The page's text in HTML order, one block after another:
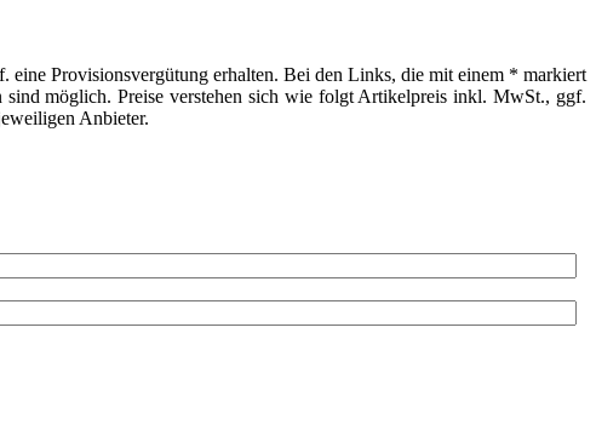
eine Provisionsvergütung erhalten. Bei den Links, die mit einem * markiert
möglich. Preise verstehen sich wie folgt Artikelpreis inkl. MwSt., ggf.
Anbieter.